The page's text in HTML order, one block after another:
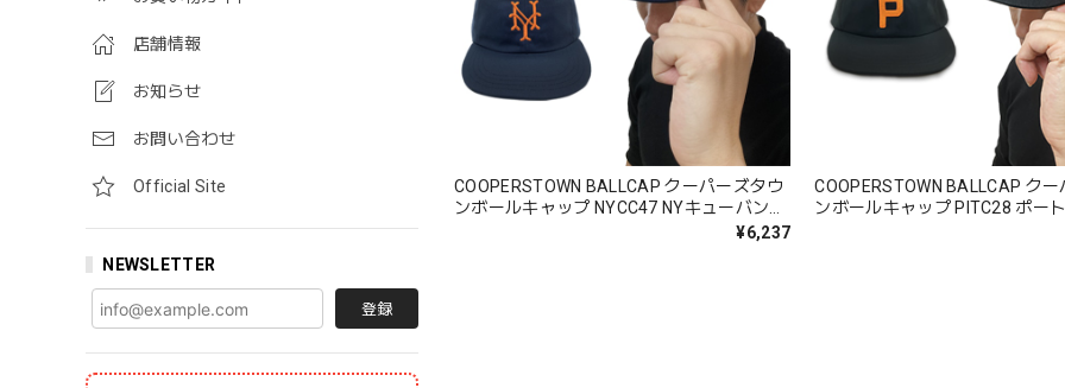
店舗情報
お知らせ
お問い合わせ
Official Site
NEWSLETTER
登録
COOPERSTOWN BALLCAP クーパーズタウ
ンボールキャップ NYCC47 NYキューバンズ
1947 ロゴ 春夏秋冬 コットン 綿 100%¥6,237
COOPERSTOWN BALLCAP ク
ンボールキャップ PITC28 ポートランドビ